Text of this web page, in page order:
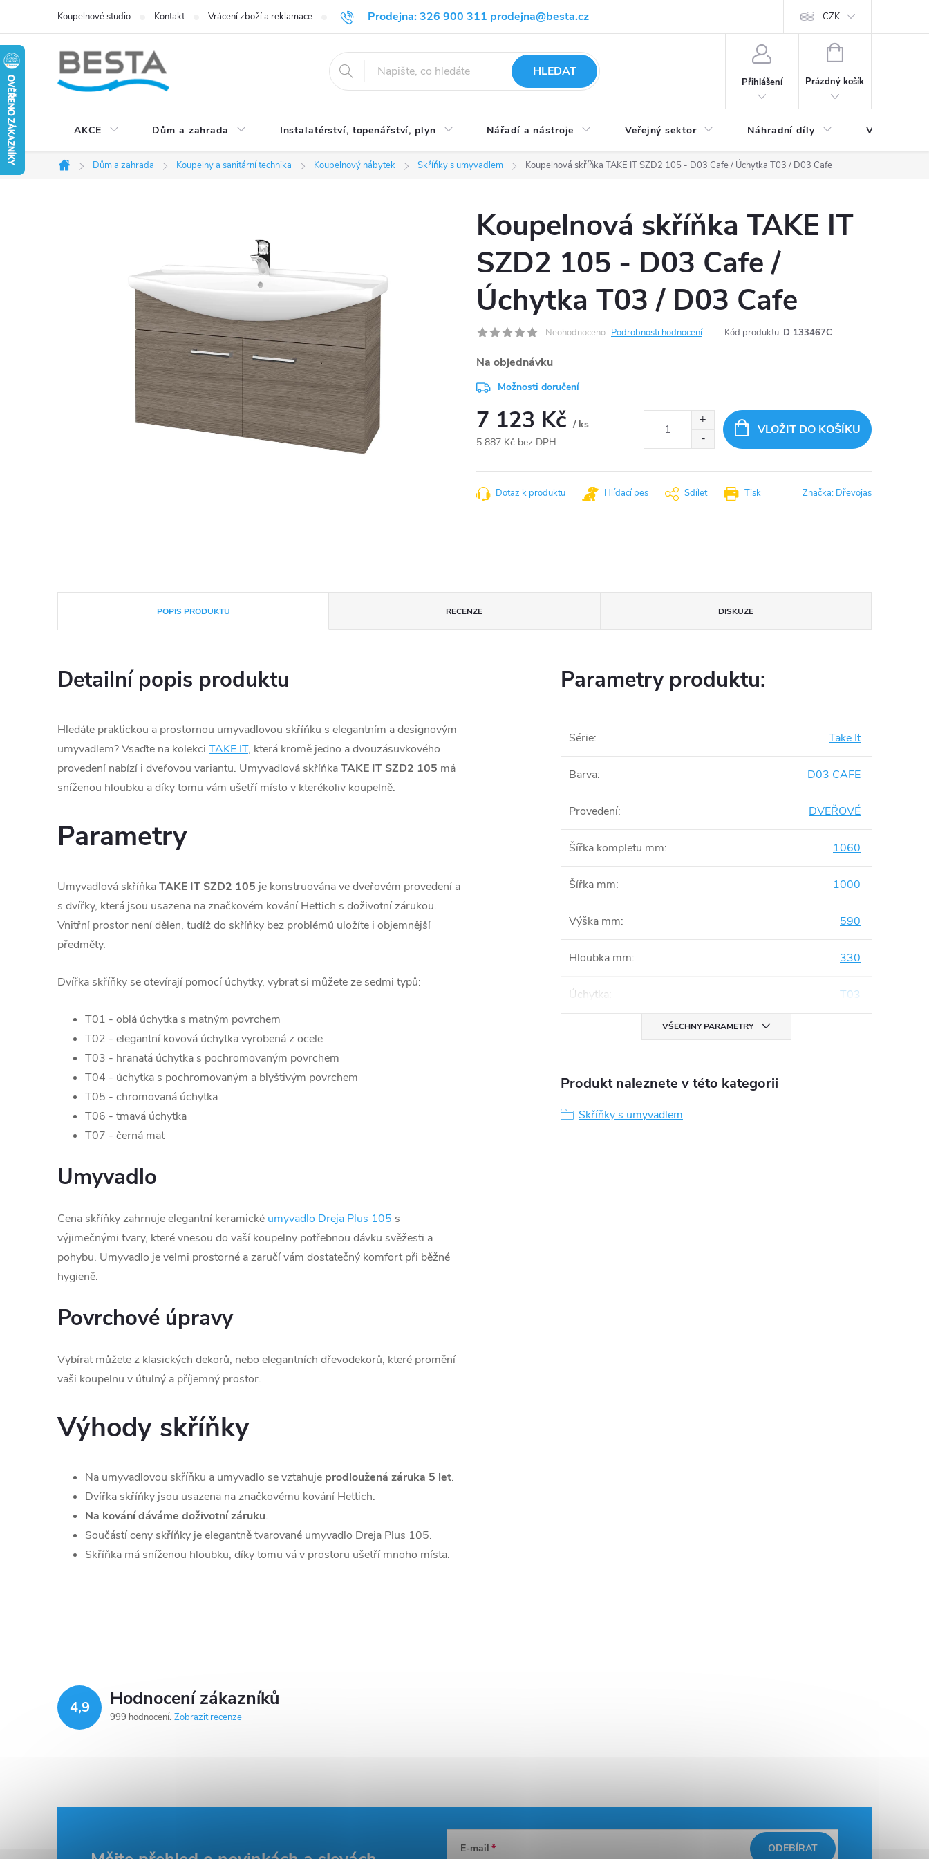
obsah
Prodejna: 326 900 311 prodejna@besta.cz
Koupelnové studio Kontakt Vrácení zboží a reklamace Blog Obchodní podmínky Ochrana osobních údajů CZK
HLEDAT
Přihlášení
NÁKUPNÍ
Prázdný košík
AKCE Dům a zahrada Instalatérství, topenářství, plyn Nářadí a nástroje Veřejný sektor Náhradní díly Výprodej a
Domů
Dům a zahrada Koupelny a sanitární technika Koupelnový nábytek Skříňky s umyvadlem Koupelnová skříňka TAKE IT SZD2 105 - D03 Cafe / Úchytka T03 / D03 Cafe
Koupelnová skříňka TAKE IT
SZD2 105 - D03 Cafe /
Úchytka T03 / D03 Cafe
Neohodnoceno Podrobnosti hodnocení Kód produktu: D 133467C
Na objednávku
Možnosti doručení
7 123 Kč / ks
5 887 Kč bez DPH
cena:
VLOŽIT DO KOŠÍKU
Tisk
Dotaz k produktu Hlídací pes Sdílet Značka: Dřevojas
POPIS PRODUKTU RECENZE DISKUZE
Detailní popis produktu
Hledáte praktickou a prostornou umyvadlovou skříňku s elegantním a designovým
umyvadlem? Vsaďte na kolekci TAKE IT, která kromě jedno a dvouzásuvkového
provedení nabízí i dveřovou variantu. Umyvadlová skříňkaTAKE IT SZD2 105 má
sníženou hloubku a díky tomu vám ušetří místo v kterékoliv koupelně.
Parametry
Umyvadlová skříňkaTAKE IT SZD2 105 je konstruována ve dveřovém provedení a
s dvířky, která jsou usazena na značkovém kování Hettich s doživotní zárukou.
Vnitřní prostor není dělen, tudíž do skříňky bez problémů uložíte i objemnější
předměty.
Dvířka skříňky se otevírají pomocí úchytky, vybrat si můžete ze sedmi typů:
T01 - oblá úchytka s matným povrchem
T02 - elegantní kovová úchytka vyrobená z ocele
T03 - hranatá úchytka s pochromovaným povrchem
T04 - úchytka s pochromovaným a blyštivým povrchem
T05 - chromovaná úchytka
T06 - tmavá úchytka
T07 - černá mat
Umyvadlo
Cena skříňky zahrnuje elegantní keramické umyvadlo Dreja Plus 105 s
výjimečnými tvary, které vnesou do vaší koupelny potřebnou dávku svěžesti a
pohybu. Umyvadlo je velmi prostorné a zaručí vám dostatečný komfort při běžné
hygieně.
Povrchové úpravy
Vybírat můžete z klasických dekorů, nebo elegantních dřevodekorů, které promění
vaši koupelnu v útulný a příjemný prostor.
Výhody skříňky
Na umyvadlovou skříňku a umyvadlo se vztahuje prodloužená záruka 5 let.
Dvířka skříňky jsou usazena na značkovému kování Hettich.
Na kování dáváme doživotní záruku.
Součástí ceny skříňky je elegantně tvarované umyvadlo Dreja Plus 105.
Skříňka má sníženou hloubku, díky tomu vá v prostoru ušetří mnoho místa.
Parametry produktu:
Série: Take It
Barva: D03 CAFE
Provedení: DVEŘOVÉ
Šířka kompletu mm: 1060
Šířka mm: 1000
Výška mm: 590
Hloubka mm: 330
Úchytka: T03
VŠECHNY PARAMETRY
Produkt naleznete v této kategorii
Skříňky s umyvadlem
4,9 Hodnocení zákazníků
999 hodnocení Zobrazit recenze
E-mail ODEBÍRAT